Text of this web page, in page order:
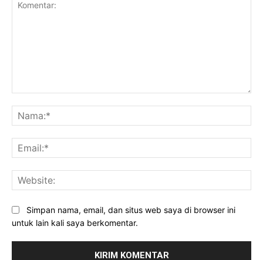
Simpan nama, email, dan situs web saya di browser ini
untuk lain kali saya berkomentar.